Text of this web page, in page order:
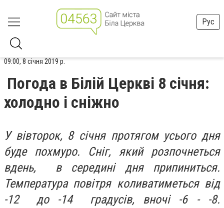
Рус
09:00, 8 січня 2019 р.
Погода в Білій Церкві 8 січня:
холодно і сніжно
У вівторок, 8 січня протягом усього дня
буде похмуро. Сніг, який розпочнеться
вдень, в середині дня припиниться.
Температура повітря коливатиметься від
-12 до -14 градусів, вночі -6 - -8.